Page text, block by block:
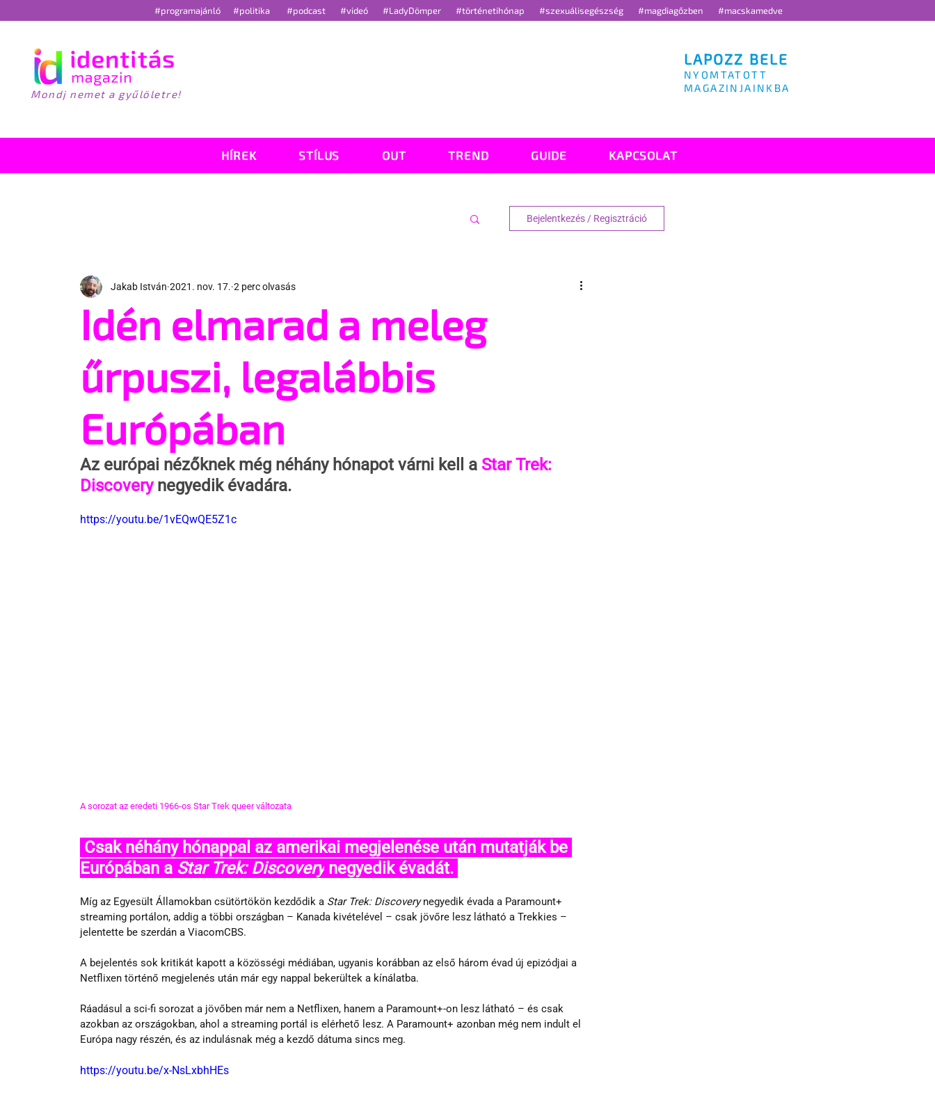
#programajánló #politika #podcast #videó #LadyDömper #történetihónap #szexuálisegészség #magdiagőzben #macskamedve
Mondj nemet a gyűlöletre!
LAPOZZ BELE
NYOMTATOTT
MAGAZINJAINKBA
HÍREK STÍLUS OUT TREND GUIDE KAPCSOLAT
Bejelentkezés / Regisztráció
Idén elmarad a meleg
űrpuszi, legalábbis
Európában
Jakab István 2021. nov. 17. 2 perc olvasás
Az európai nézőknek még néhány hónapot várni kell a Star Trek:
Discovery negyedik évadára.
https://youtu.be/1vEQwQE5Z1c
A sorozat az eredeti 1966-os Star Trek queer változata
Európában a Star Trek: Discovery negyedik évadát.
Míg az Egyesült Államokban csütörtökön kezdődik a Star Trek: Discovery negyedik évada a Paramount+
streaming portálon, addig a többi országban – Kanada kivételével – csak jövőre lesz látható a Trekkies –
jelentette be szerdán a ViacomCBS.
A bejelentés sok kritikát kapott a közösségi médiában, ugyanis korábban az első három évad új epizódjai a
Netflixen történő megjelenés után már egy nappal bekerültek a kínálatba.
Ráadásul a sci-fi sorozat a jövőben már nem a Netflixen, hanem a Paramount+-on lesz látható – és csak
azokban az országokban, ahol a streaming portál is elérhető lesz. A Paramount+ azonban még nem indult el
Európa nagy részén, és az indulásnak még a kezdő dátuma sincs meg.
https://youtu.be/x-NsLxbhHEs